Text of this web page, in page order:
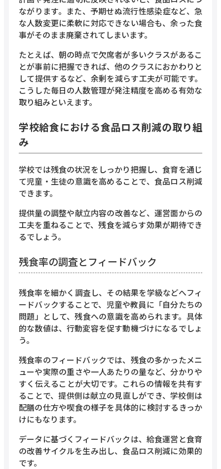
ながります。また、予期せぬ流行性感染症など、急
な人数変更に柔軟に対応できない場合も、余った食
事がそのまま廃棄されてしまいます。
たとえば、朝の時点で欠席者が多いクラスがあるこ
とが事前に把握できれば、他のクラスにおかわりと
して提供するなど、余剰を減らす工夫が可能です。
こうした毎日の人数管理が発注精度を高める有効な
取り組みといえます。
学校給食における食品ロス削減の取り組
み
学校では残食の状況をしっかり把握し、食育を通じ
て児童・生徒の意識を高めることで、食品ロス削減
できます。
提供量の調整や献立内容の改善など、運営面からの
工夫を重ねることで、残食を減らす効果が期待でき
るでしょう。
残食率の調査とフィードバック
残食率を細かく調査し、その結果を学級などへフィ
ードバックすることで、児童や教員に「自分たちの
問題」として、残食への意識を高められます。具体
的な数値は、行動変容を促す動機づけになるでしょ
う。
残食率のフィードバックでは、残食の多かったメニ
ューや実際の重さや一人あたりの量など、分かりや
すく伝えることが大切です。これらの情報を共有す
ることで、提供側は献立の見直しができ、学校側は
配膳の仕方や喫食の様子を具体的に検討するきっか
けにもなります。
データに基づくフィードバックは、給食運営と食育
の改善サイクルを生み出し、食品ロス削減に効果的
です。